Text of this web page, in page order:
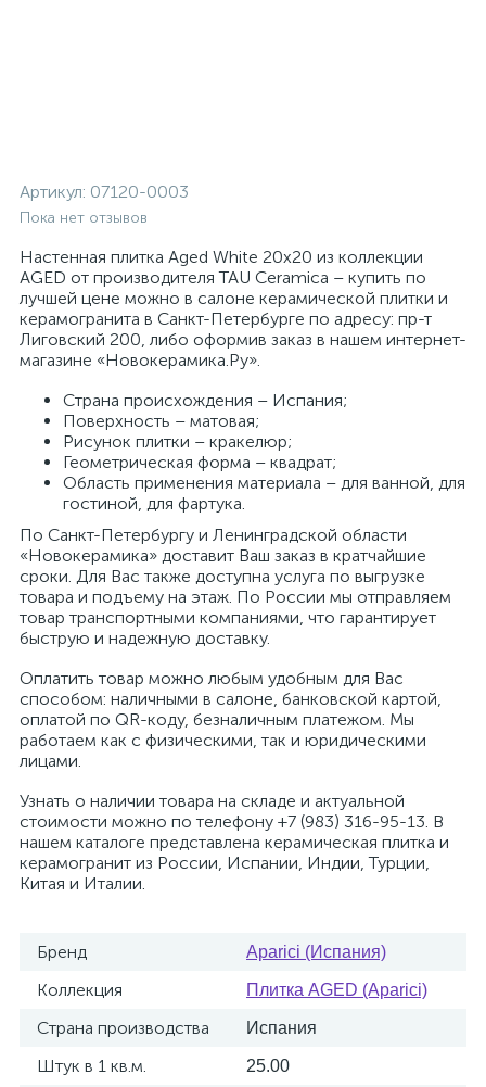
Артикул: 07120-0003
Пока нет отзывов
Настенная плитка Aged White 20x20 из коллекции
AGED от производителя TAU Ceramica – купить по
лучшей цене можно в салоне керамической плитки и
керамогранита в Санкт-Петербурге по адресу: пр-т
Лиговский 200, либо оформив заказ в нашем интернет-
магазине «Новокерамика.Ру».
Страна происхождения – Испания;
Поверхность – матовая;
Рисунок плитки – кракелюр;
Геометрическая форма – квадрат;
Область применения материала – для ванной, для
гостиной, для фартука.
По Санкт-Петербургу и Ленинградской области
«Новокерамика» доставит Ваш заказ в кратчайшие
сроки. Для Вас также доступна услуга по выгрузке
товара и подъему на этаж. По России мы отправляем
товар транспортными компаниями, что гарантирует
быструю и надежную доставку.
Оплатить товар можно любым удобным для Вас
способом: наличными в салоне, банковской картой,
оплатой по QR-коду, безналичным платежом. Мы
работаем как с физическими, так и юридическими
лицами.
Узнать о наличии товара на складе и актуальной
стоимости можно по телефону +7 (983) 316-95-13. В
нашем каталоге представлена керамическая плитка и
керамогранит из России, Испании, Индии, Турции,
Китая и Италии.
Бренд Aparici (Испания)
Коллекция Плитка AGED (Aparici)
Страна производства Испания
Штук в 1 кв.м. 25.00